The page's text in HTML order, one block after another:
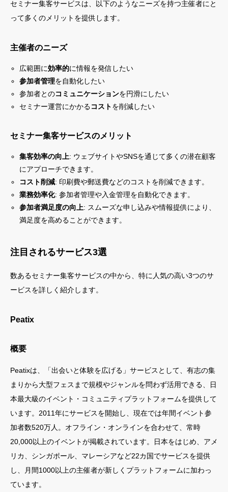
セミナー集客サービスは、以下のようなニーズを持つ主催者にと
って多くのメリットを提供します。
主催者のニーズ
広範囲に効率的に情報を発信したい
参加者管理を自動化したい
参加者とのコミュニケーションを円滑にしたい
セミナー運営にかかるコストを削減したい
セミナー集客サービスのメリット
集客効率の向上: ウェブサイトやSNSを通じて多くの潜在顧客
にアプローチできます。
コスト削減: 印刷費や郵送費などのコストを削減できます。
業務効率化: 参加者管理や入金管理を自動化できます。
参加者満足度の向上: スムーズな申し込みや情報提供により、
満足度を高めることができます。
注目されるサービス3選
数あるセミナー集客サービスの中から、特に人気の高い3つのサ
ービスを詳しく紹介します。
Peatix
概要
Peatixは、「出会いと体験を広げる」サービスとして、有志の集
まりから大型フェスまで規模やジャンルを問わず活用できる、日
本最大級のイベント・コミュニティプラットフォームを提供して
います。2011年にサービスを開始し、現在では年間イベント参
加者数520万人。オフライン・オンラインを合わせて、常時
20,000以上のイベントが掲載されています。日本をはじめ、アメ
リカ、シンガポール、マレーシアなど22カ国でサービスを提供
し、月間1000以上の主催者が新しくプラットフォームに加わっ
ています。